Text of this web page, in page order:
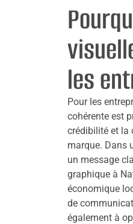
les
Pour les
cohérente est
crédibilité et la
marque. Dans
un message
graphique à
économique
de
également à